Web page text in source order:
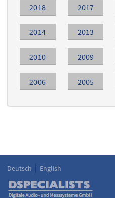
2018 2017
2014 2013
2010 2009
2006 2005
Language
Deutsch English